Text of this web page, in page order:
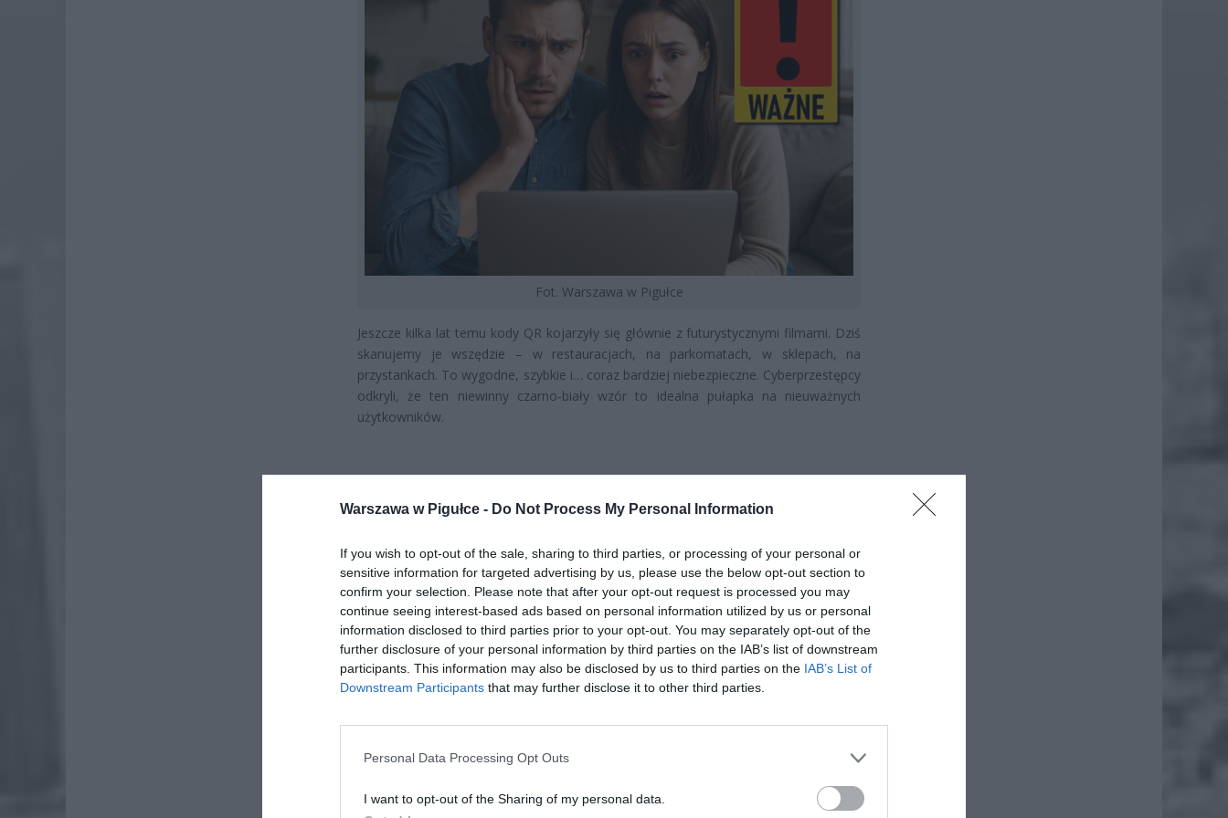
Warszawa w Pigułce - Do Not Process My Personal Information
If you wish to opt-out of the sale, sharing to third parties, or processing of your personal or
sensitive information for targeted advertising by us, please use the below opt-out section to
confirm your selection. Please note that after your opt-out request is processed you may
continue seeing interest-based ads based on personal information utilized by us or personal
information disclosed to third parties prior to your opt-out. You may separately opt-out of the
further disclosure of your personal information by third parties on the IAB’s list of downstream
participants. This information may also be disclosed by us to third parties on the IAB’s List of
Downstream Participants that may further disclose it to other third parties.
Personal Data Processing Opt Outs
I want to opt-out of the Sharing of my personal data.
Fot. Warszawa w Pigułce
Jeszcze kilka lat temu kody QR kojarzyły się głównie z futurystycznymi filmami. Dziś
skanujemy je wszędzie – w restauracjach, na parkomatach, w sklepach, na
przystankach. To wygodne, szybkie i… coraz bardziej niebezpieczne. Cyberprzestępcy
odkryli, że ten niewinny czarno-biały wzór to idealna pułapka na nieuważnych
użytkowników.
ad
ZOBACZ RÓWNIEŻ:
Lidl przecenił hit do kuchni. Air fryer tańszy aż o 150 zł, a to dopiero
początek